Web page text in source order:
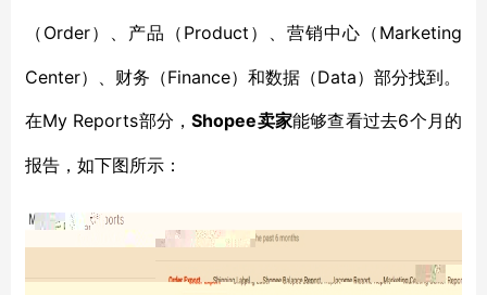
（ Order）、产品（Product）、营销中心（Marketing
Center）、财务（Finance）和数据（Data）部分找到。
在My Reports部分，Shopee卖家能够查看过去6个月的
报告，如下图所示：